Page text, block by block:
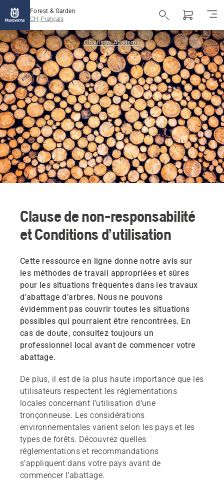
Forest & Garden
CH, Français
Chainsaw Academy
Clause de non-responsabilité
et Conditions d’utilisation
Cette ressource en ligne donne notre avis sur
les méthodes de travail appropriées et sûres
pour les situations fréquentes dans les travaux
d’abattage d’arbres. Nous ne pouvons
évidemment pas couvrir toutes les situations
possibles qui pourraient être rencontrées. En
cas de doute, consultez toujours un
professionnel local avant de commencer votre
abattage.
De plus, il est de la plus haute importance que les
utilisateurs respectent les réglementations
locales concernant l’utilisation d’une
tronçonneuse. Les considérations
environnementales varient selon les pays et les
types de forêts. Découvrez quelles
réglementations et recommandations
s’appliquent dans votre pays avant de
commencer l’abattage.